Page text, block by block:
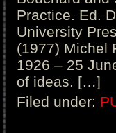
Practice. Ed.
University
(1977) Michel
1926 – 25
of ideas. […]
Filed under: